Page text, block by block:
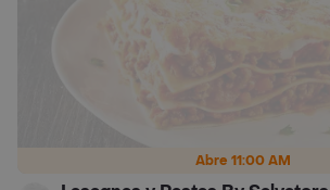
Abre 11:00 AM